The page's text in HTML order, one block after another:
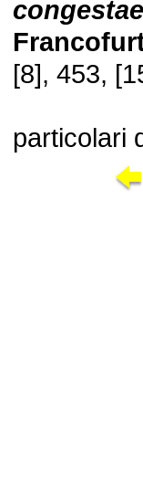
[8], 453,
particolari